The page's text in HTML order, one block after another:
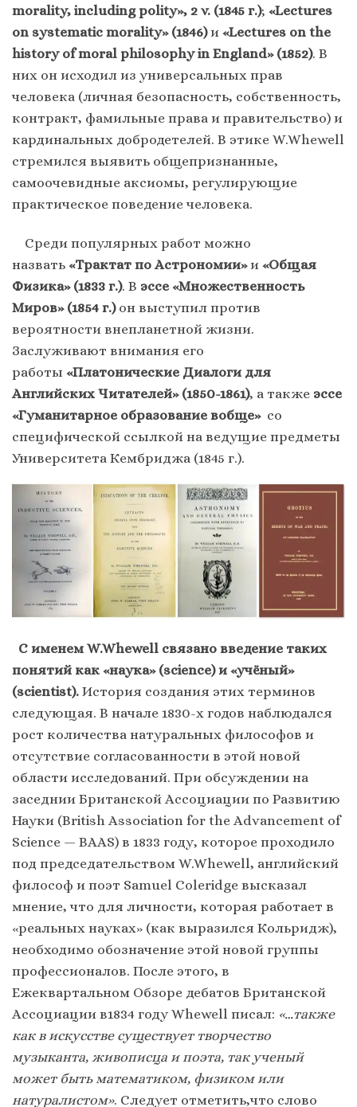
morality, including polity», 2 v. (1845 г.); «Lectures
on systematic morality» (1846)и «Lectures on the
history of moral philosophy in England» (1852). В
них он исходил из универсальных прав
человека (личная безопасность, собственность,
контракт, фамильные права и правительство) и
кардинальных добродетелей. В этике W.Whewell
стремился выявить общепризнанные,
самоочевидные аксиомы, регулирующие
практическое поведение человека.
Среди популярных работ можно
назвать «Трактат по Астрономии»и «Общая
Физика» (1833 г.). В эссе «Множественность
Миров» (1854 г.)он выступил против
вероятности внепланетной жизни.
Заслуживают внимания его
работы «Платонические Диалоги для
Английских Читателей» (1850-1861), а также эссе
«Гуманитарное образование вобще»со
специфической ссылкой на ведущие предметы
Университета Кембриджа (1845 г.).
С именем W.Whewell связано введение таких
понятий как «наука» (science) и «учёный»
(scientist). История создания этих терминов
следующая. В начале 1830-х годов наблюдался
рост количества натуральных философов и
отсутствие согласованности в этой новой
области исследований. При обсуждении на
заседнии Британской Ассоциации по Развитию
Науки (British Association for the Advancement of
Science — BAAS) в 1833 году, которое проходило
под председательством W.Whewell, английский
философ и поэт Samuel Coleridge высказал
мнение, что для личности, которая работает в
«реальных науках» (как выразился Кольридж),
необходимо обозначение этой новой группы
профессионалов. После этого, в
Ежеквартальном Обзоре дебатов Британской
Ассоциации в1834 году Whewell писал: «…также
как в искусстве существует творчество
музыканта, живописца и поэта, так ученый
может быть математиком, физиком или
натуралистом». Следует отметить,что слово